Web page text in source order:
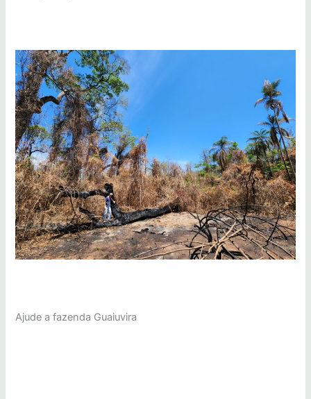
Ajude a fazenda Guaiuvira